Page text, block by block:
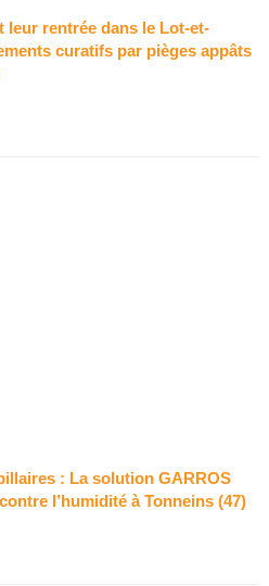
leur rentrée dans le Lot-et-
curatifs par pièges appâts
: La solution GARROS
l’humidité à Tonneins (47)